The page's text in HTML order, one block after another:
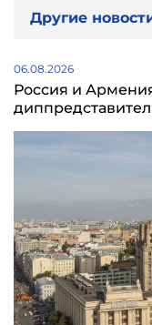
Другие
06.08.2026
Россия и